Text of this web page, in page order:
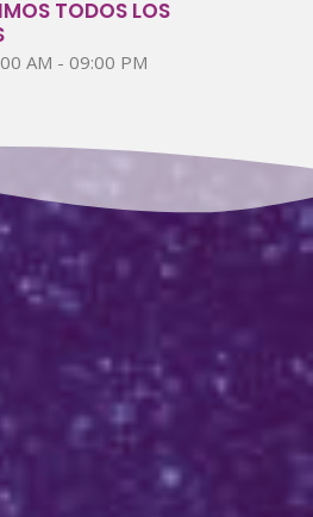
TODOS LOS
AM - 09:00 PM